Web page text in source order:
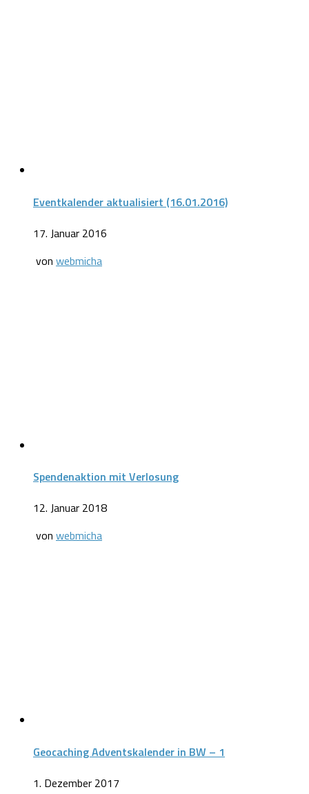
Eventkalender aktualisiert (16.01.2016)
17. Januar 2016
von webmicha
Spendenaktion mit Verlosung
12. Januar 2018
von webmicha
Geocaching Adventskalender in BW – 1
1. Dezember 2017